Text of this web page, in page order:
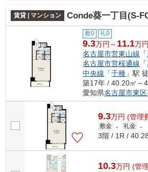
賃貸 | マンション Conde葵一丁目(S-
敷0 礼0
9.3万円～ 11.1万円
名古屋市営東山線 「
名古屋市営桜通線 「
中央線 「千種 」駅
築17年 / 40.20㎡～
愛知県名古屋市東区
9.3万円 (管理
敷金 - 礼金 -
3階 / 1R /
10.3万円 (管